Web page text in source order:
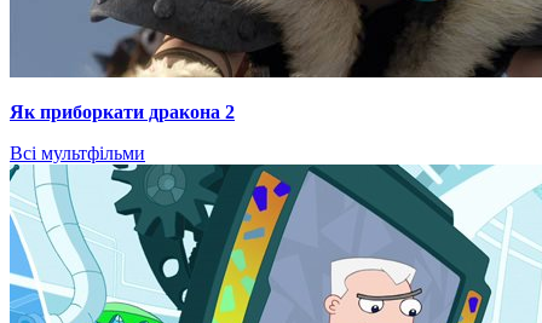
Як приборкати дракона 2
Всі мультфільми